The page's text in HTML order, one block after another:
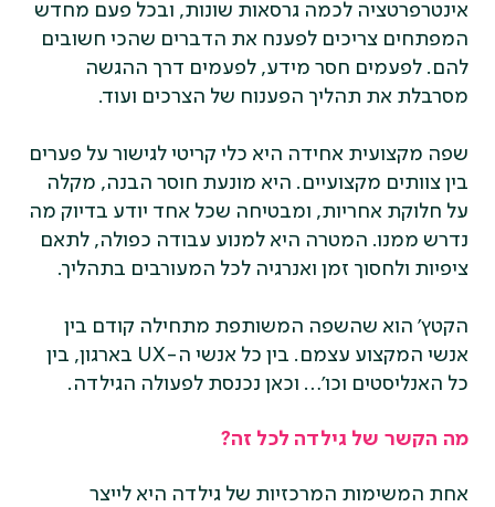
אינטרפרטציה לכמה גרסאות שונות, ובכל פעם מחדש
המפתחים צריכים לפענח את הדברים שהכי חשובים
להם. לפעמים חסר מידע, לפעמים דרך ההגשה
מסרבלת את תהליך הפענוח של הצרכים ועוד.
שפה מקצועית אחידה היא כלי קריטי לגישור על פערים
בין צוותים מקצועיים. היא מונעת חוסר הבנה, מקלה
על חלוקת אחריות, ומבטיחה שכל אחד יודע בדיוק מה
נדרש ממנו. המטרה היא למנוע עבודה כפולה, לתאם
ציפיות ולחסוך זמן ואנרגיה לכל המעורבים בתהליך.
הקטץ' הוא שהשפה המשותפת מתחילה קודם בין
אנשי המקצוע עצמם. בין כל אנשי ה-UX בארגון, בין
כל האנליסטים וכו'… וכאן נכנסת לפעולה הגילדה.
מה הקשר של גילדה לכל זה?
אחת המשימות המרכזיות של גילדה היא לייצר